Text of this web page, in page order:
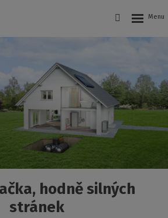
hodně silných
stránek